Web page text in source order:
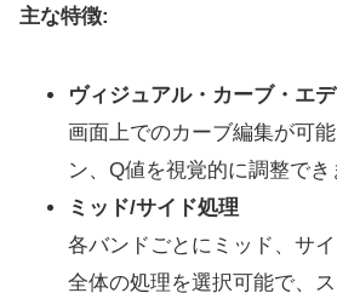
主な特徴:
ヴィジュアル・カーブ・エ
画面上でのカーブ編集が可
ン、Q値を視覚的に調整でき
ミッド/サイド処理
各バンドごとにミッド、サ
全体の処理を選択可能で、